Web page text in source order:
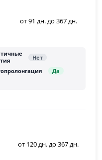
от 91 дн. до 367 дн.
от 120 дн. до 367 дн.